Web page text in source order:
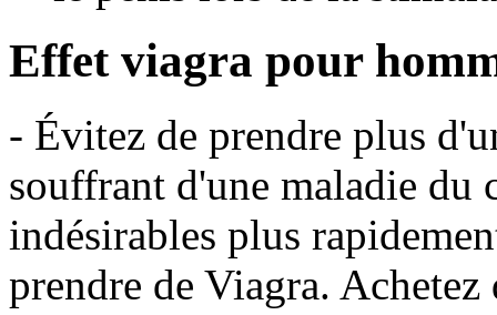
Effet viagra pour
- Évitez de prendre plus
souffrant d'une maladie du
indésirables plus
prendre de Viagra.